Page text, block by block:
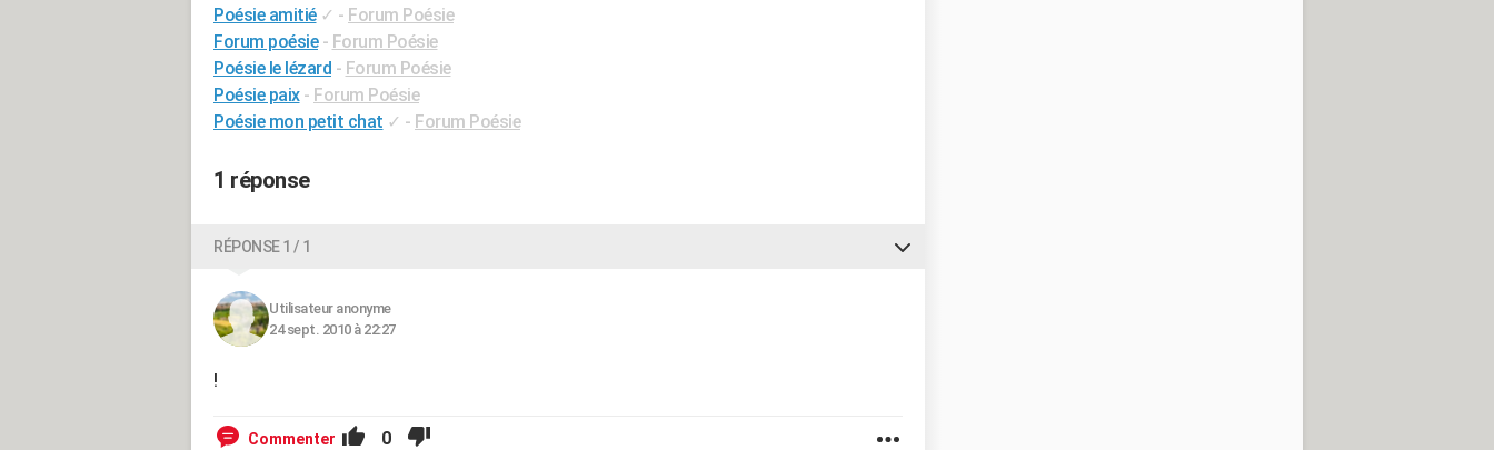
Poésie amitié ✓ - Forum Poésie
Forum poésie - Forum Poésie
Poésie le lézard - Forum Poésie
Poésie paix - Forum Poésie
Poésie mon petit chat ✓ - Forum Poésie
1 réponse
RÉPONSE 1 / 1
Utilisateur anonyme
24 sept. 2010 à 22:27
!
Commenter 0